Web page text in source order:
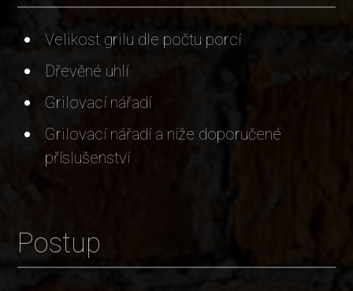
Velikost grilu dle počtu porcí
Dřevěné uhlí
Grilovací nářadí
Grilovací nářadí a níže doporučené
příslušenství
Postup